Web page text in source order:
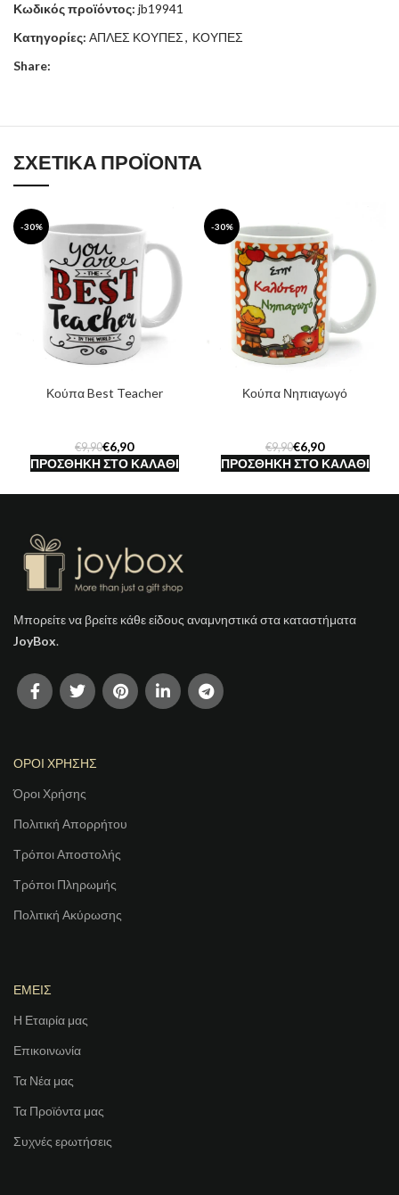
Κωδικός προϊόντος: jb19941
Κατηγορίες: ΑΠΛΕΣ ΚΟΥΠΕΣ, ΚΟΥΠΕΣ
Share:
ΣΧΕΤΙΚΆ ΠΡΟΪΌΝΤΑ
-30%
Κούπα Best Teacher
€9,90€6,90
ΠΡΟΣΘΉΚΗ ΣΤΟ ΚΑΛΆΘΙ
-30%
Κούπα Νηπιαγωγό
€9,90€6,90
ΠΡΟΣΘΉΚΗ ΣΤΟ ΚΑΛΆΘΙ
Μπορείτε να βρείτε κάθε είδους αναμνηστικά στα καταστήματα
JoyBox.
ΟΡΟΙ ΧΡΗΣΗΣ
Όροι Χρήσης
Πολιτική Απορρήτου
Τρόποι Αποστολής
Τρόποι Πληρωμής
Πολιτική Ακύρωσης
ΕΜΕΙΣ
Η Εταιρία μας
Επικοινωνία
Τα Νέα μας
Τα Προϊόντα μας
Συχνές ερωτήσεις